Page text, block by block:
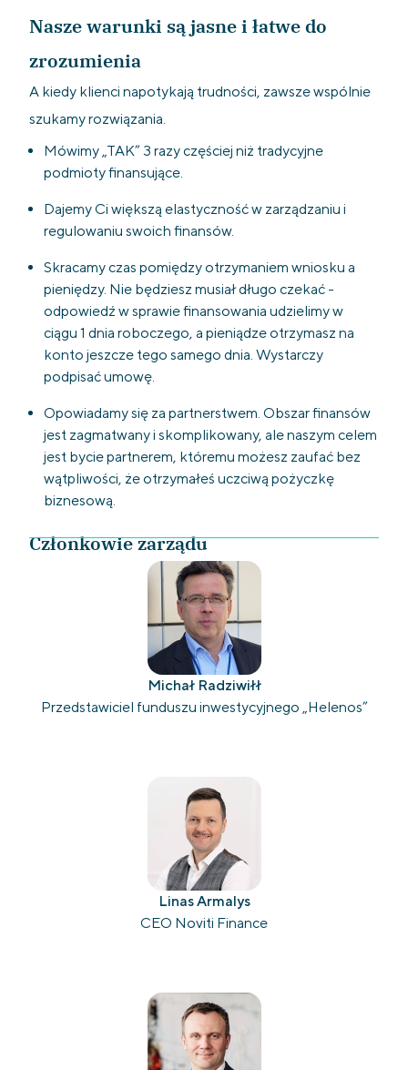
Nasze warunki są jasne i łatwe do
zrozumienia
A kiedy klienci napotykają trudności, zawsze wspólnie
szukamy rozwiązania.
Mówimy „TAK” 3 razy częściej niż tradycyjne
podmioty finansujące.
Dajemy Ci większą elastyczność w zarządzaniu i
regulowaniu swoich finansów.
Skracamy czas pomiędzy otrzymaniem wniosku a
pieniędzy. Nie będziesz musiał długo czekać -
odpowiedź w sprawie finansowania udzielimy w
ciągu 1 dnia roboczego, a pieniądze otrzymasz na
konto jeszcze tego samego dnia. Wystarczy
podpisać umowę.
Opowiadamy się za partnerstwem. Obszar finansów
jest zagmatwany i skomplikowany, ale naszym celem
jest bycie partnerem, któremu możesz zaufać bez
wątpliwości, że otrzymałeś uczciwą pożyczkę
biznesową.
Członkowie zarządu
Michał Radziwiłł
Przedstawiciel funduszu inwestycyjnego „Helenos”
Linas Armalys
CEO Noviti Finance